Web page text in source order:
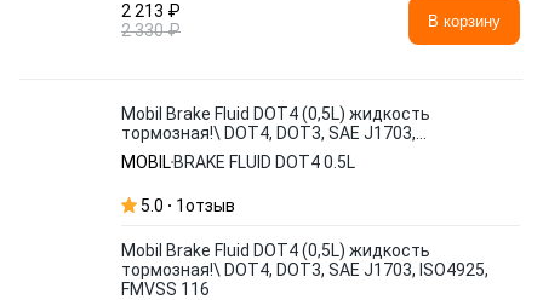
2 213 ₽
2 330 ₽
В корзину
Mobil Brake Fluid DOT4 (0,5L) жидкость
тормозная!\ DOT4, DOT3, SAE J1703,
ISO4925, FMVSS 116
MOBIL BRAKE FLUID DOT4 0.5L
5.0 1отзыв
Mobil Brake Fluid DOT4 (0,5L) жидкость
тормозная!\ DOT4, DOT3, SAE J1703, ISO4925,
FMVSS 116